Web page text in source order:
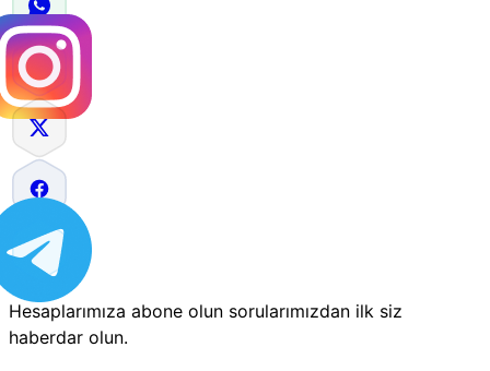
Hesaplarımıza abone olun sorularımızdan ilk siz
haberdar olun.